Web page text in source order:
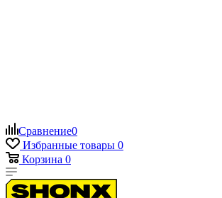
Сравнение0
Избранные товары 0
Корзина 0